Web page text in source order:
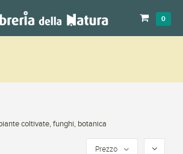
0
coltivate, funghi, botanica
Prezzo